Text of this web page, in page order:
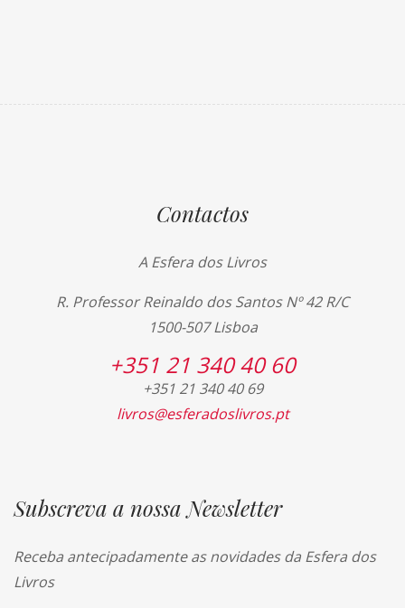
Contactos
A Esfera dos Livros
R. Professor Reinaldo dos Santos Nº 42 R/C
1500-507 Lisboa
+351 21 340 40 60
+351 21 340 40 69
livros@esferadoslivros.pt
Subscreva a nossa Newsletter
Receba antecipadamente as novidades da Esfera dos
Livros